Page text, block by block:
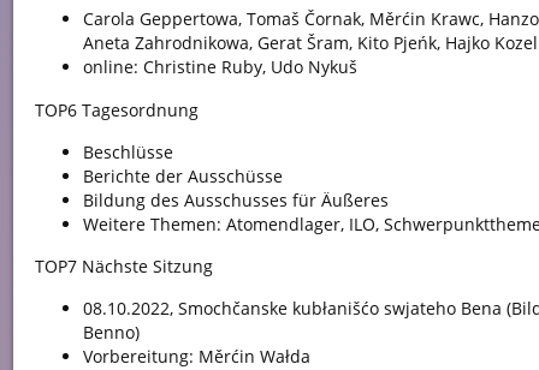
Carola Geppertowa, Tomaš Čornak, Měrćin Krawc,
Aneta Zahrodnikowa, Gerat Šram, Kito Pjeńk, Hajko Kozel
online: Christine Ruby, Udo Nykuš
TOP6 Tagesordnung
Beschlüsse
Berichte der Ausschüsse
Bildung des Ausschusses für Äußeres
Weitere Themen: Atomendlager, ILO,
TOP7 Nächste Sitzung
08.10.2022, Smochčanske kubłanišćo swjateho Bena
Benno)
Vorbereitung: Měrćin Wałda